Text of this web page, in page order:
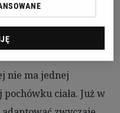
Odeszli.pl?
nie ma jednej
ciała. Już w